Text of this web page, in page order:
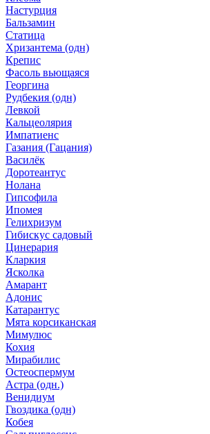
Настурция
Бальзамин
Статица
Хризантема (одн)
Крепис
Фасоль вьющаяся
Георгина
Рудбекия (одн)
Левкой
Кальцеолярия
Импатиенс
Газания (Гацания)
Василёк
Доротеантус
Нолана
Гипсофила
Ипомея
Гелихризум
Гибискус садовый
Цинерария
Кларкия
Ясколка
Амарант
Адонис
Катарантус
Мята корсиканская
Мимулюс
Кохия
Мирабилис
Остеоспермум
Астра (одн.)
Венидиум
Гвоздика (одн)
Кобея